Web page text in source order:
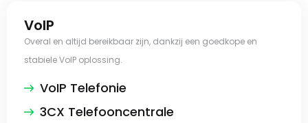
VoIP
Overal en altijd bereikbaar zijn, dankzij een goedkope en
stabiele VoIP oplossing.
VoIP Telefonie
3CX Telefooncentrale